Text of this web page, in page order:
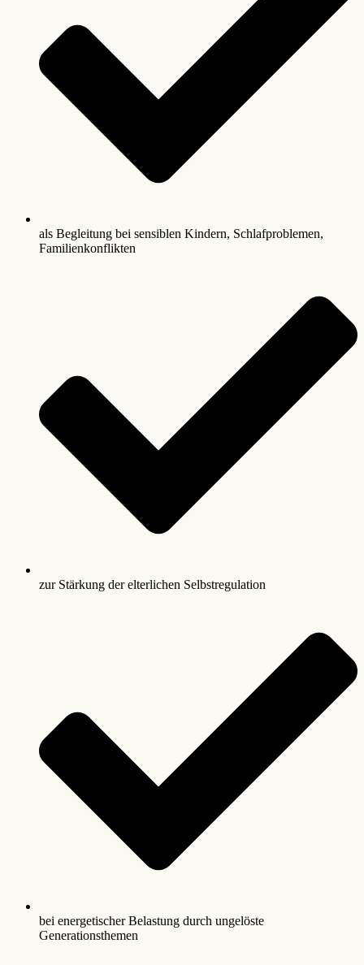
als Begleitung bei sensiblen Kindern, Schlafproblemen,
Familienkonflikten
zur Stärkung der elterlichen Selbstregulation
bei energetischer Belastung durch ungelöste
Generationsthemen